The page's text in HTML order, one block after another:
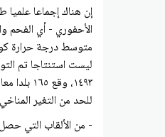
الأحفوري - أي الفحم
متوسط درجة حرارة
ليست استنتاجا تم
١٤٩٣،
للحد من التغير المناخي، وكذلك التكيف
- من الألقاب التي